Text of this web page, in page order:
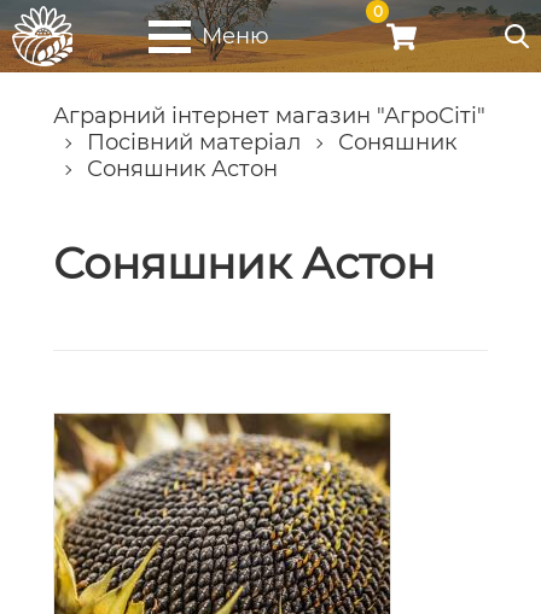
Меню
0
Аграрний інтернет магазин "АгроСіті"
Посівний матеріал
Соняшник
Соняшник Астон
Соняшник Астон